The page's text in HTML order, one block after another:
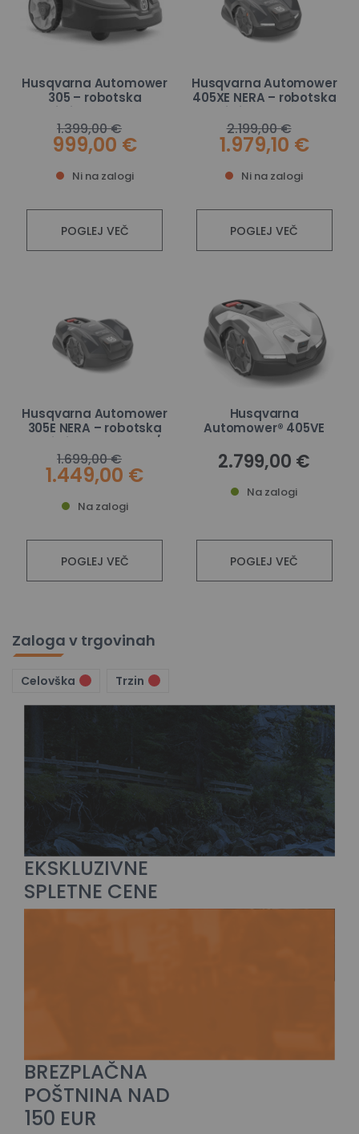
Husqvarna Automower
305 – robotska
kosilnica do 600 m²
1.399,00 €
999,00 €
Ni na zalogi
POGLEJ VEČ
Husqvarna Automower
405XE NERA – robotska
kosilnica do 600 m²
2.199,00 €
1.979,10 €
Ni na zalogi
POGLEJ VEČ
Husqvarna Automower
305E NERA – robotska
kosilnica do 600 m² /
900 m²
1.699,00 €
1.449,00 €
Na zalogi
POGLEJ VEČ
Husqvarna
Automower® 405VE
2.799,00 €
Na zalogi
POGLEJ VEČ
Zaloga v trgovinah
Celovška Trzin
EKSKLUZIVNE
SPLETNE CENE
BREZPLAČNA
POŠTNINA NAD
150 EUR